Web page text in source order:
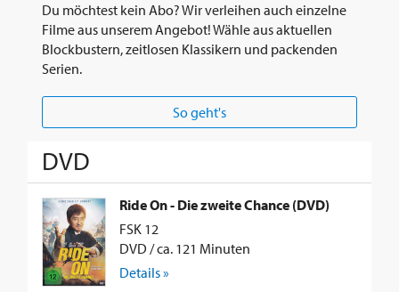
Du möchtest kein Abo? Wir verleihen auch einzelne
Filme aus unserem Angebot! Wähle aus aktuellen
Blockbustern, zeitlosen Klassikern und packenden
Serien.
So geht's
DVD
Ride On - Die zweite Chance (DVD)
FSK 12
DVD / ca. 121 Minuten
Details »